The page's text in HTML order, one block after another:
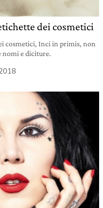
dei cosmetici
cosmetici, Inci in primis, non
nomi e diciture.